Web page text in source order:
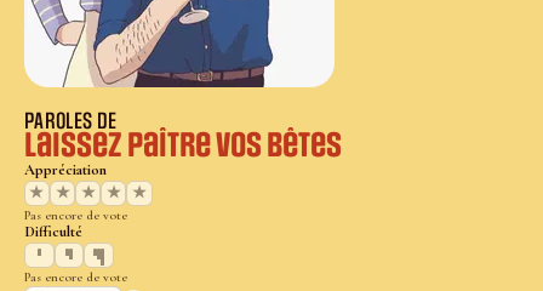
PAROLES DE
Laissez paître vos bêtes
Appréciation
★
★ ★ ★ ★
Pas encore de vote
Difficulté
Pas encore de vote